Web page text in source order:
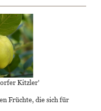
Kitzler'
Früchte, die sich für